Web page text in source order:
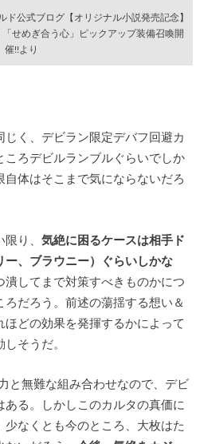
ド公式ブログ【オリジナル小説発売記念】
せめぎ合う心」ピックアップ装備召喚開
催!!より
く、デビラン限定デバフ回避カ
ころデビルランブルぐらいでしか
体はそこまで気にならないだろ
り、 気絶に困るケースは相手ド
ー、ブラウニー）ぐらいしかな
潰してまで対策すべきものかにつ
だろう。前述の蕩揺する想い＆
どの効果を発揮するかによって
そうだ。
と無難な組み合わせなので、デビ
ある。しかしこのカルタの真価に
なくとも今のところ、大枚はた